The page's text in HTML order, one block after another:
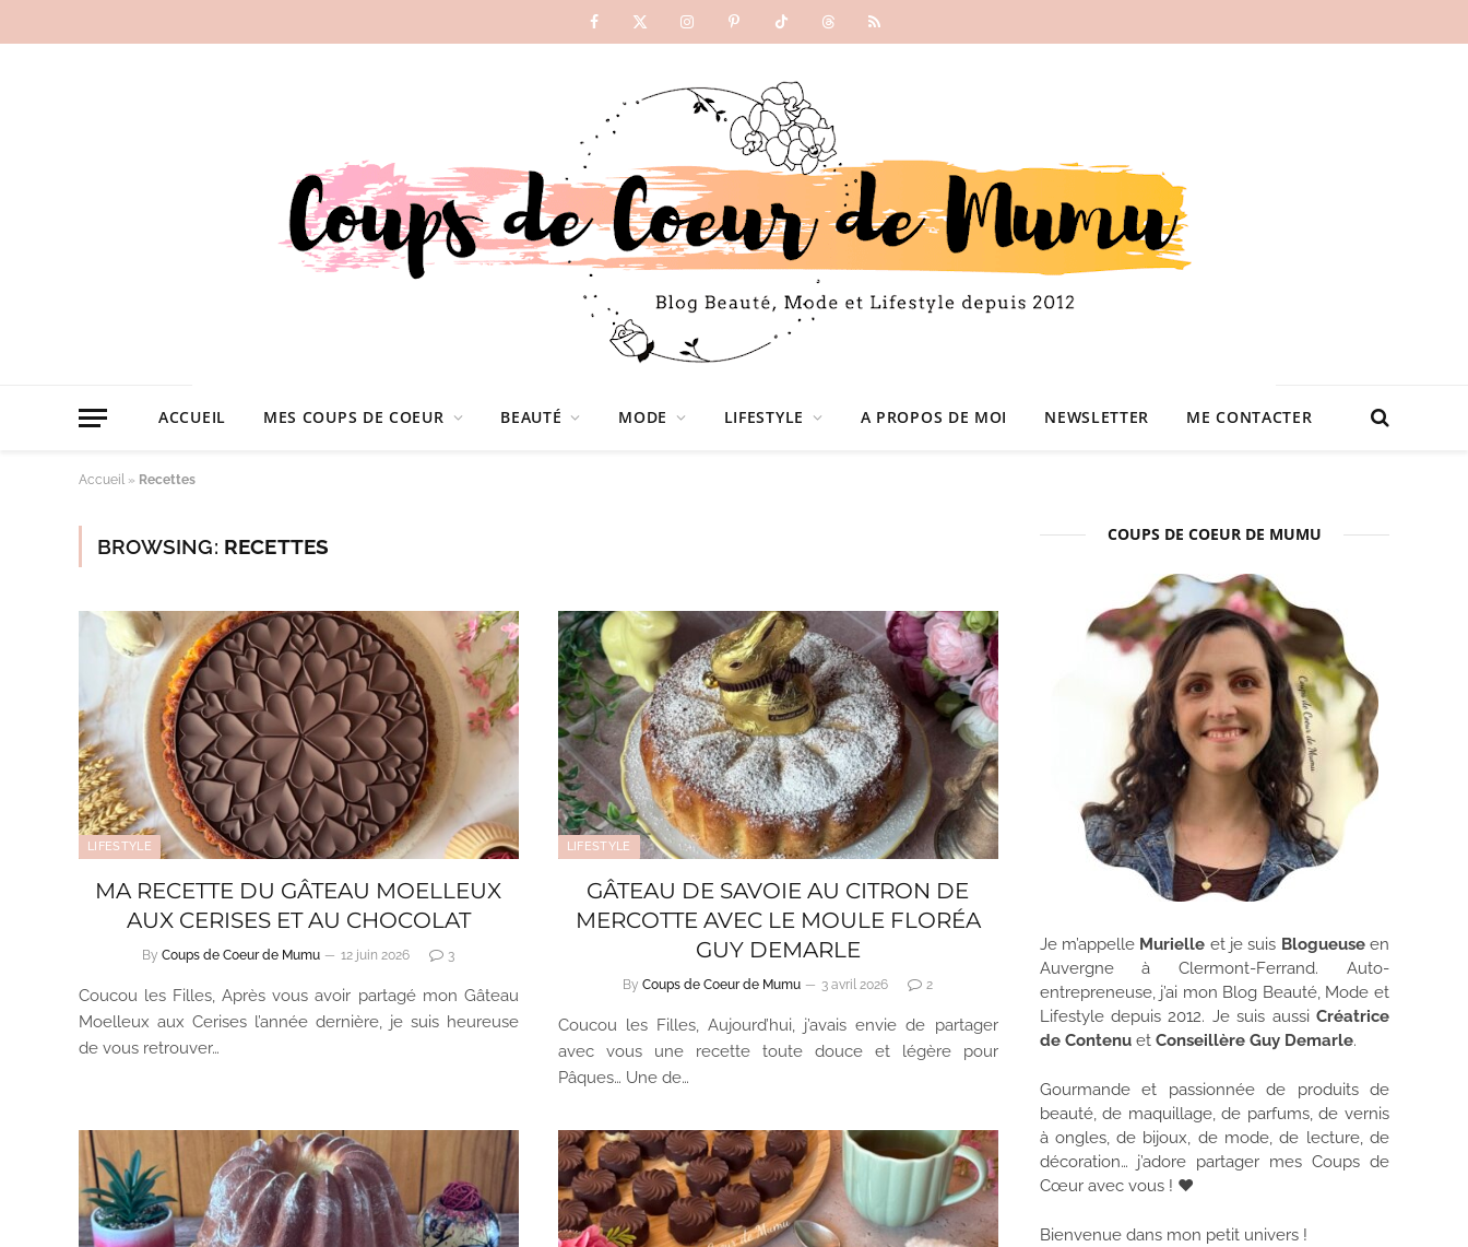
Facebook
X
InstagramPinterestTikTokThreadsRSS
ACCUEIL MES COUPS DE COEUR BEAUTÉ MODE LIFESTYLE A PROPOS DE MOI NEWSLETTER ME CONTACTER
Accueil » Recettes
BROWSING: RECETTES
LIFESTYLE
MA RECETTE DU GÂTEAU MOELLEUX
AUX CERISES ET AU CHOCOLAT
By Coups de Coeur de Mumu 12 juin 2026 3
Coucou les Filles, Après vous avoir partagé mon Gâteau
Moelleux aux Cerises l’année dernière, je suis heureuse
de vous retrouver…
LIFESTYLE
GÂTEAU DE SAVOIE AU CITRON DE
MERCOTTE AVEC LE MOULE FLORÉA
GUY DEMARLE
By Coups de Coeur de Mumu 3 avril 2026 2
Coucou les Filles, Aujourd’hui, j’avais envie de partager
avec vous une recette toute douce et légère pour
Pâques… Une de…
COUPS DE COEUR DE MUMU
Je m’appelle Murielle et je suis Blogueuseen
Auvergne à Clermont-Ferrand. Auto-
entrepreneuse, j’ai mon Blog Beauté, Mode et
Lifestyle depuis 2012. Je suis aussi Créatrice
de Contenuet Conseillère Guy Demarle.
Gourmande et passionnée de produits de
beauté, de maquillage, de parfums, de vernis
à ongles, de bijoux, de mode, de lecture, de
décoration… j’adore partager mes Coups de
Cœur avec vous ! ♥
Bienvenue dans mon petit univers !